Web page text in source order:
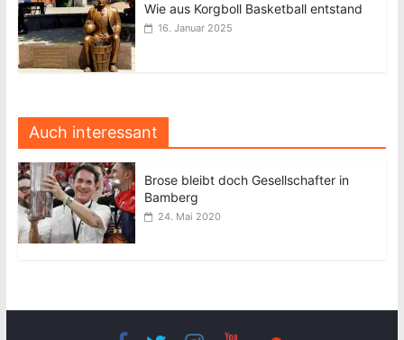
Wie aus Korgboll Basketball entstand
16. Januar 2025
Auch interessant
Brose bleibt doch Gesellschafter in
Bamberg
24. Mai 2020